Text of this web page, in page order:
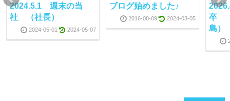
2024.5.1 週末の当
社 （社長）
2024-05-01 2024-05-07
ブログ始めました♪
2016-08-09 2024-03-05
卒
島